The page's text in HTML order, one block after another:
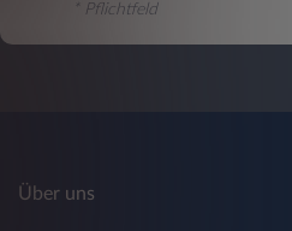
* Pflichtfeld
Über uns